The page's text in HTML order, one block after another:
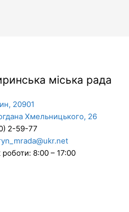
міська рада
20901
Хмельницького, 26
2-59-77
роботи: 8:00 – 17:00